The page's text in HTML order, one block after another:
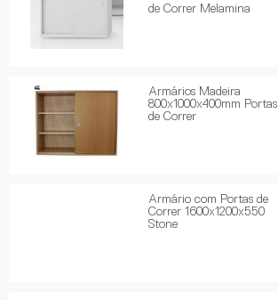
de Correr Melamina
Armários Madeira
800x1000x400mm Portas
de Correr
Armário com Portas de
Correr 1600x1200x550
Stone